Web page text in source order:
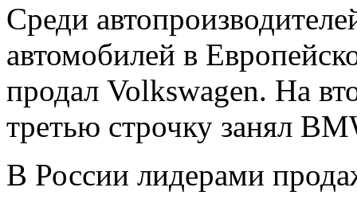
Среди
автомобилей в
продал Volkswagen. На
третью строчку занял
В России лидерами